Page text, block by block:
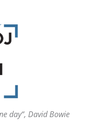
day“, David Bowie